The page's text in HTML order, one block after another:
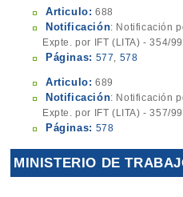
Articulo: 688
Notificación: Notificación
Expte. por IFT (LITA) - 354/
Páginas: 577, 578
Articulo: 689
Notificación: Notificación
Expte. por IFT (LITA) - 357/
Páginas: 578
MINISTERIO DE